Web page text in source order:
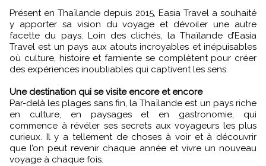
Présent en Thaïlande depuis 2015, Easia Travel a souhaité
y apporter sa vision du voyage et dévoiler une autre
facette du pays. Loin des clichés, la Thaïlande d’Easia
Travel est un pays aux atouts incroyables et inépuisables
où culture, histoire et farniente se complètent pour créer
des expériences inoubliables qui captivent les sens.
Une destination qui se visite encore et encore
Par-delà les plages sans fin, la Thaïlande est un pays riche
en culture, en paysages et en gastronomie, qui
commence à révéler ses secrets aux voyageurs les plus
curieux. Il y a tellement de choses à voir et à découvrir
que l’on peut revenir chaque année et vivre un nouveau
voyage à chaque fois.